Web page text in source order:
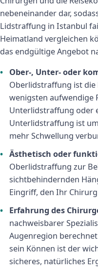
nebeneinander dar,
Lidstraffung in Istanbul
Heimatland vergleichen
das endgültige Angebot
Ober-, Unter- oder
Oberlidstraffung ist
wenigsten aufwendige
Unterlidstraffung oder
Unterlidstraffung ist
mehr Schwellung
Ästhetisch oder
Oberlidstraffung zur
sichtbehindernden
Eingriff, den Ihr
Erfahrung des
nachweisbarer
Augenregion
sein Können ist der
sicheres, natürliches